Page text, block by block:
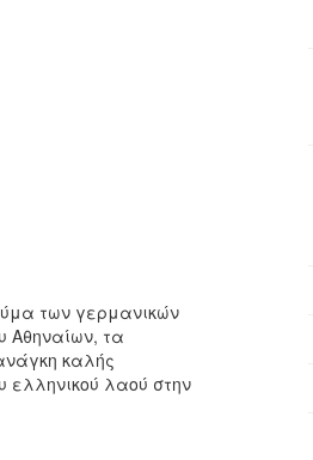
των γερμανικών
Αθηναίων, τα
καλής
ελληνικού λαού στην